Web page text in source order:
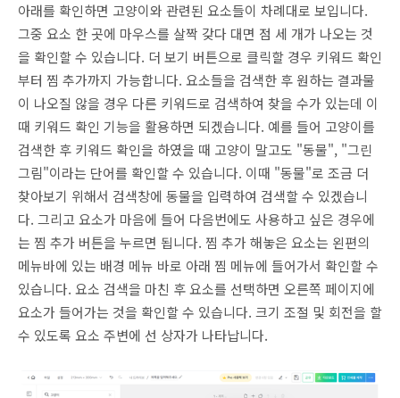
아래를 확인하면 고양이와 관련된 요소들이 차례대로 보입니다.
그중 요소 한 곳에 마우스를 살짝 갖다 대면 점 세 개가 나오는 것
을 확인할 수 있습니다. 더 보기 버튼으로 클릭할 경우 키워드 확인
부터 찜 추가까지 가능합니다. 요소들을 검색한 후 원하는 결과물
이 나오질 않을 경우 다른 키워드로 검색하여 찾을 수가 있는데 이
때 키워드 확인 기능을 활용하면 되겠습니다. 예를 들어 고양이를
검색한 후 키워드 확인을 하였을 때 고양이 말고도 "동물", "그린
그림"이라는 단어를 확인할 수 있습니다. 이때 "동물"로 조금 더
찾아보기 위해서 검색창에 동물을 입력하여 검색할 수 있겠습니
다. 그리고 요소가 마음에 들어 다음번에도 사용하고 싶은 경우에
는 찜 추가 버튼을 누르면 됩니다. 찜 추가 해놓은 요소는 왼편의
메뉴바에 있는 배경 메뉴 바로 아래 찜 메뉴에 들어가서 확인할 수
있습니다. 요소 검색을 마친 후 요소를 선택하면 오른쪽 페이지에
요소가 들어가는 것을 확인할 수 있습니다. 크기 조절 및 회전을 할
수 있도록 요소 주변에 선 상자가 나타납니다.